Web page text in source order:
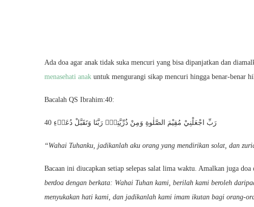
Ada doa agar anak tidak suka mencuri yang bisa dipanjatkan dan
menasehati anak untuk mengurangi sikap mencuri hingga benar-benar
Bacalah QS Ibrahim:40:
رَبِّ اجْعَلْنِيْ مُقِيْمَ الصَّلٰوةِ وَمِنْ ذُرِّيَّتِيْۖ رَبَّنَا وَتَقَبَّلْ دُعَاۤءِ 40
“Wahai Tuhanku, jadikanlah aku orang yang mendirikan solat, dan
Bacaan ini diucapkan setiap selepas salat lima waktu. Amalkan juga
berdoa dengan berkata: Wahai Tuhan kami, berilah kami beroleh
menyukakan hati kami, dan jadikanlah kami imam ikutan bagi orang-